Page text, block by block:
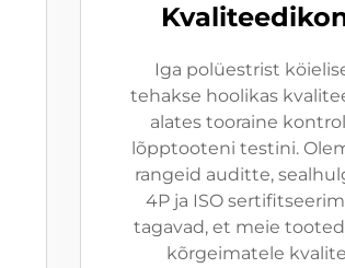
Iga polüestrist
tehakse hoolikas
alates tooraine
lõpptooteni testini.
rangeid auditte,
4P ja ISO
tagavad, et meie
kõrgeimatele